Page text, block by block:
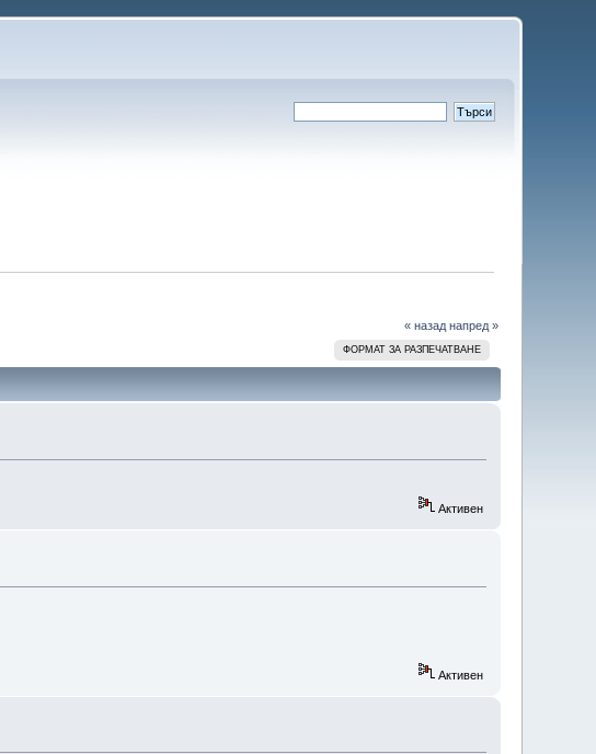
« назад напред »
ФОРМАТ ЗА РАЗПЕЧАТВАНЕ
Активен
Активен